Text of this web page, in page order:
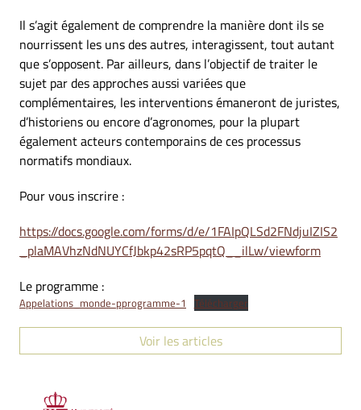
Il s’agit également de comprendre la manière dont ils se
nourrissent les uns des autres, interagissent, tout autant
que s’opposent. Par ailleurs, dans l’objectif de traiter le
sujet par des approches aussi variées que
complémentaires, les interventions émaneront de juristes,
d’historiens ou encore d’agronomes, pour la plupart
également acteurs contemporains de ces processus
normatifs mondiaux.
Pour vous inscrire :
https://docs.google.com/forms/d/e/1FAIpQLSd2FNdjuIZIS2
_plaMAVhzNdNUYCfJbkp42sRP5pqtQ__ilLw/viewform
Le programme :
Appelations_monde-pprogramme-1 Télécharger
Voir les articles